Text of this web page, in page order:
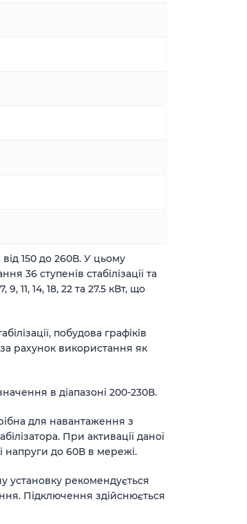
150 до 260В. У цьому
36 ступенів стабілізації та
11, 14, 18, 22 та 27.5 кВт, що
побудова графіків
рахунок використання як
в діапазоні 200-230В.
для навантаження з
При активації даної
напруги до 60В в мережі.
установку рекомендується
Підключення здійснюється